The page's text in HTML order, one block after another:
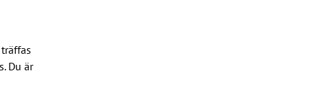
Du är